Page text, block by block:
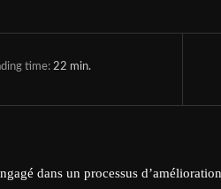
time: 22 min.
dans un processus